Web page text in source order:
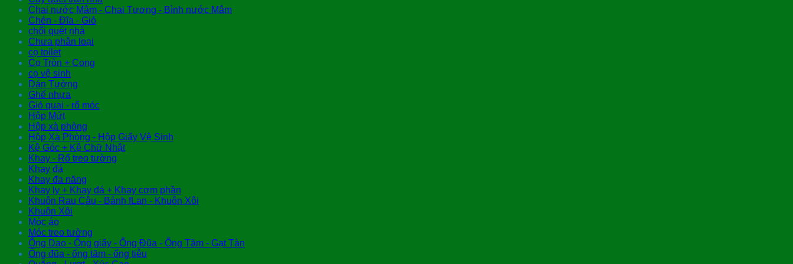
Chai nước Mắm - Chai Tương - Bình nước Mắm
Chén - Đĩa - Giỏ
chổi quét nhà
Chưa phân loại
cọ toilet
Cọ Tròn + Cong
cọ vệ sinh
Dán Tường
Ghế nhựa
Giỏ quai - rổ móc
Hộp Mứt
Hộp xà phòng
Hộp Xà Phòng - Hộp Giấy Vệ Sinh
Kệ Góc + Kệ Chữ Nhật
Khay - Rổ treo tường
Khay đá
Khay đa năng
Khay ly + Khay đá + Khay cơm phần
Khuôn Rau Câu - Bánh fLan - Khuôn Xôi
Khuôn Xôi
Móc áo
Móc treo tường
Ống Dao - Ống giấy - Ống Đũa - Ống Tăm - Gạt Tàn
Ống đũa - ống tăm - ống tiêu